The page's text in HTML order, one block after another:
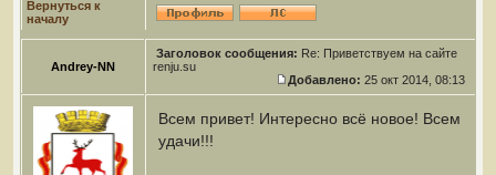
Вернуться к
началу
Andrey-NN
Заголовок сообщения: Re: Приветствуем на сайте
renju.su
Добавлено: 25 окт 2014, 08:13
Всем привет! Интересно всё новое! Всем
удачи!!!